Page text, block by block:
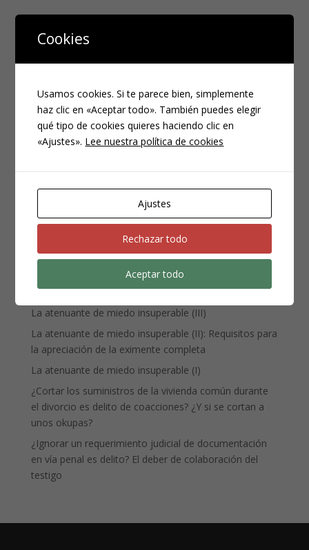
CATEGORÍAS
Compliance
Noticias
Penal
Penitenciario
Uncategorized
ENTRADAS RECIENTES
Denuncia, querella y atestado policial: por qué no es lo
mismo
La atenuante de miedo insuperable (III)
La atenuante de miedo insuperable (II): Requisitos para
la apreciación de la eximente completa
La atenuante de miedo insuperable (I)
¿Cortar los suministros de la vivienda común durante
el divorcio es delito de coacciones? ¿Y si se cortan a
unos okupas?
¿Ignorar un requerimiento judicial de documentación
en vía penal es delito? El deber de colaboración del
testigo
Cookies
Usamos cookies. Si te parece bien, simplemente
haz clic en «Aceptar todo». También puedes elegir
qué tipo de cookies quieres haciendo clic en
«Ajustes». Lee nuestra política de cookies
Ajustes
Rechazar todo
Aceptar todo